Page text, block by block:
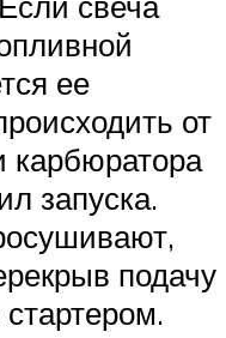
ее
от
карбюратора
запуска.
подачу